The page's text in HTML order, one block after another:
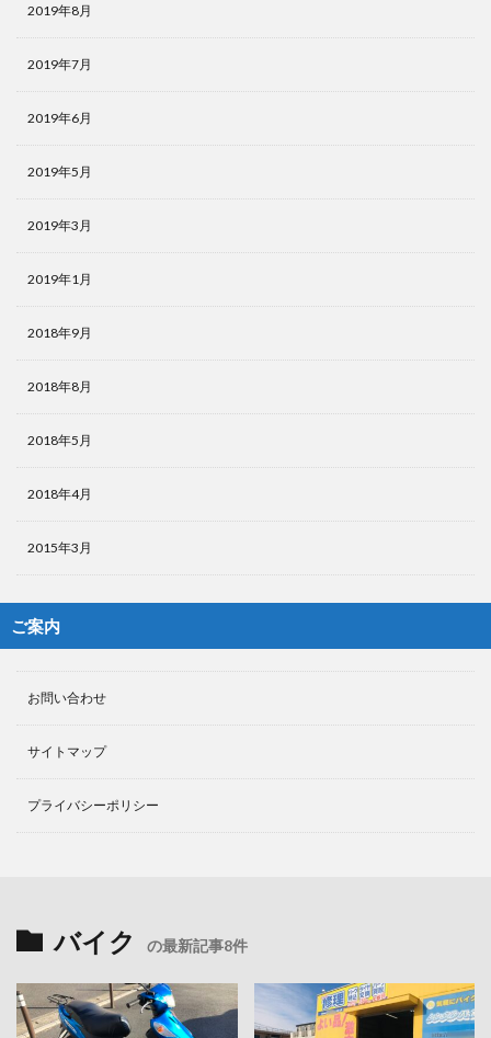
2019年8月
2019年7月
2019年6月
2019年5月
2019年3月
2019年1月
2018年9月
2018年8月
2018年5月
2018年4月
2015年3月
ご案内
お問い合わせ
サイトマップ
プライバシーポリシー
バイク の最新記事8件